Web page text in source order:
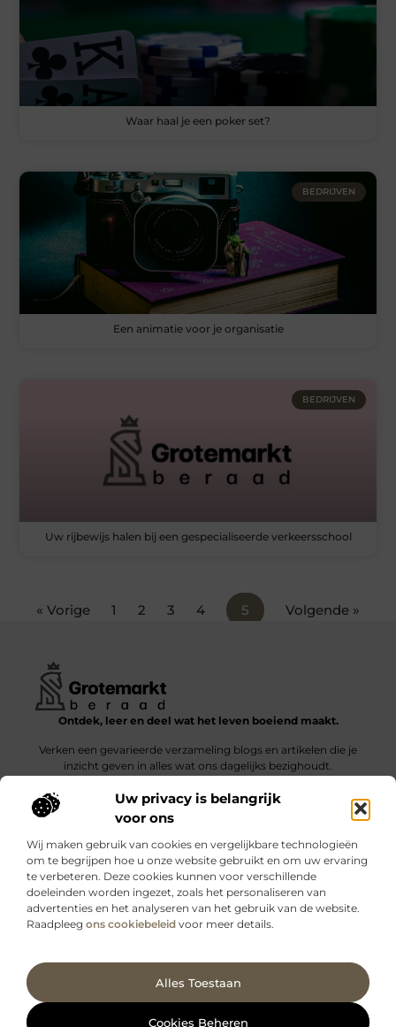
Uw privacy is belangrijk
voor ons
Wij maken gebruik van cookies en vergelijkbare technologieën
om te begrijpen hoe u onze website gebruikt en om uw ervaring
te verbeteren. Deze cookies kunnen voor verschillende
doeleinden worden ingezet, zoals het personaliseren van
advertenties en het analyseren van het gebruik van de website.
Raadpleeg ons cookiebeleid voor meer details.
Alles Toestaan
Cookies Beheren
Ga Naar
Waar haal je een poker set?
BEDRIJVEN
Een animatie voor je organisatie
BEDRIJVEN
Uw rijbewijs halen bij een gespecialiseerde verkeersschool
« Vorige 1 2 3 4 5 Volgende »
Ontdek, leer en deel wat het leven boeiend maakt.
Verken een gevarieerde verzameling blogs en artikelen die je
inzicht geven in alles wat ons dagelijks bezighoudt.
Bericht categorie
Onze informatie
@2025 www.grotemarktberaad.nl. All Right Reserved.